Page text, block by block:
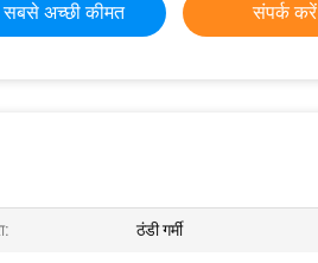
सबसे अच्छी कीमत संपर्क करें
ठंडी गर्मी